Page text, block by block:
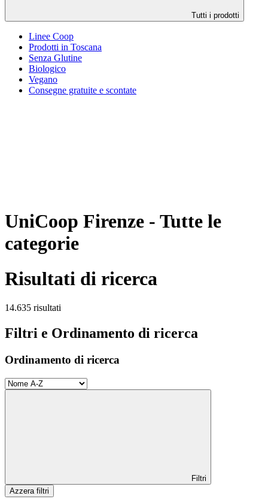
Tutti i prodotti
Linee Coop
Prodotti in Toscana
Senza Glutine
Biologico
Vegano
Consegne gratuite e scontate
UniCoop Firenze - Tutte le
categorie
Risultati di ricerca
14.635 risultati
Filtri e Ordinamento di ricerca
Ordinamento di ricerca
Filtri
Azzera filtri